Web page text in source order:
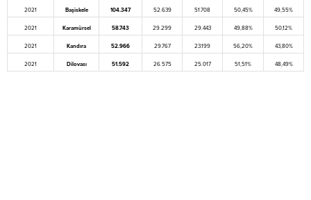
2021 Başiskele 104.347 52.639 51.708 50,45% 49,55%
2021 Karamürsel 58.743 29.299 29.443 49,88% 50,12%
2021 Kandıra 52.966 29.767 23.199 56,20% 43,80%
2021 Dilovası 51.592 26.575 25.017 51,51% 48,49%